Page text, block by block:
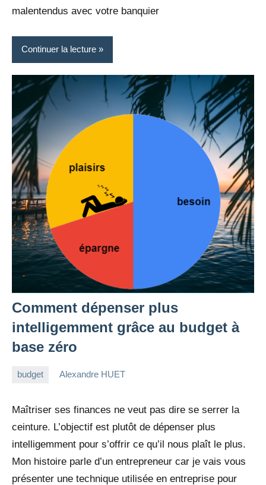
malentendus avec votre banquier
Continuer la lecture
Comment dépenser plus
intelligemment grâce au budget à
base zéro
budget
2022
Alexandre HUET
Maîtriser ses finances ne veut pas dire se serrer la
ceinture. L’objectif est plutôt de dépenser plus
intelligemment pour s’offrir ce qu’il nous plaît le plus.
Mon histoire parle d’un entrepreneur car je vais vous
présenter une technique utilisée en entreprise pour